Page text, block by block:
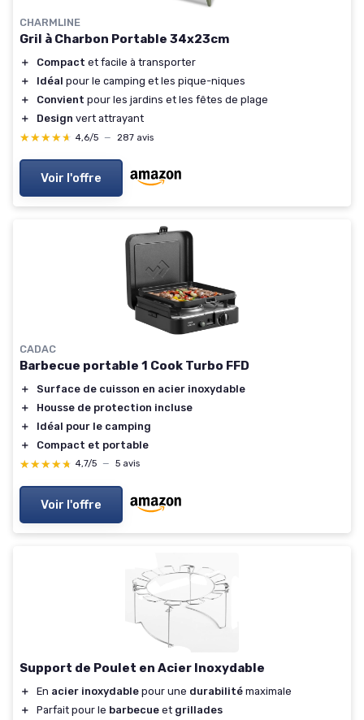
CHARMLINE
Gril à Charbon Portable 34x23cm
＋ Compact et facile à transporter
＋
Idéal pour le camping et les pique-niques
＋
Convient pour les jardins et les fêtes de plage
＋
Design vert attrayant
★★★★★
★★★★★ 4,6/5 — 287 avis
Voir l'offre
CADAC
Barbecue portable 1 Cook Turbo FFD
＋
Surface de cuisson en acier inoxydable
＋
Housse de protection incluse
＋
Idéal pour le camping
＋
Compact et portable
★★★★★
★★★★★ 4,7/5 — 5 avis
Voir l'offre
Support de Poulet en Acier Inoxydable
＋ En acier inoxydable pour une durabilité maximale
＋
Parfait pour le barbecue et grillades